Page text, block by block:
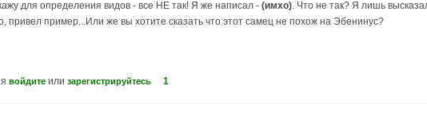
для определения видов - все НЕ так! Я же написал - (имхо). Что не так? Я лишь
привел пример...Или же вы хотите сказать что этот самец не похож на Эбенинус?
войдите или зарегистрируйтесь 1